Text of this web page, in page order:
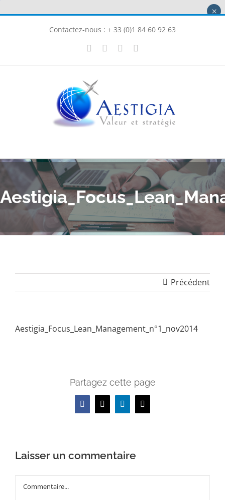
Contactez-nous : + 33 (0)1 84 60 92 63
LinkedInInstagram
Précédent
Aestigia_Focus_Lean_Management_n°1_nov2014
Partagez cette page
Facebook
X LinkedInEmail
Laisser un commentaire
Commentaire
×